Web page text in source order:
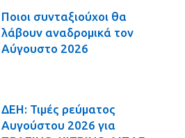
Ποιοι συνταξιούχοι θα
λάβουν αναδρομικά τον
Αύγουστο 2026
ΔΕΗ: Τιμές ρεύματος
Αυγούστου 2026 για